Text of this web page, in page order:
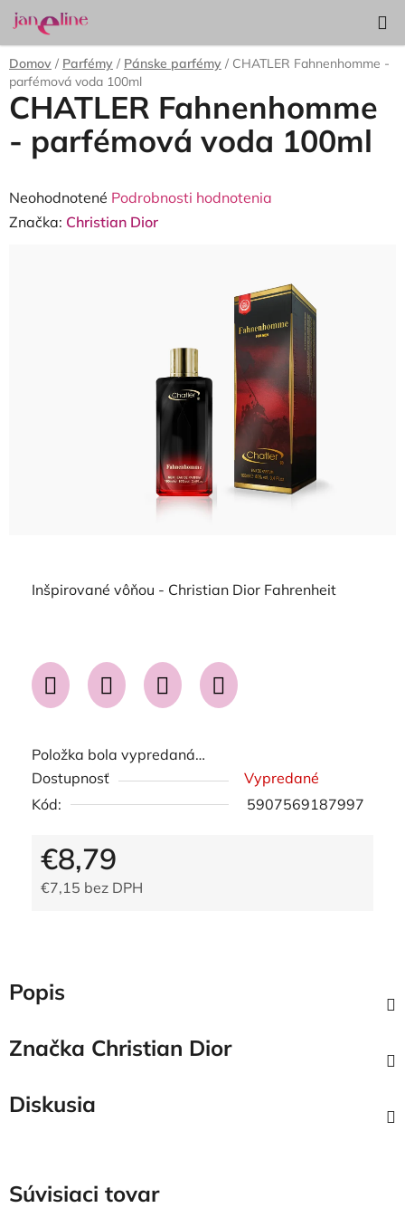
Prejsť
na
obsah
KOŠÍK
Domov / Parfémy / Pánske parfémy / CHATLER Fahnenhomme -
parfémová voda 100ml
Inšpirované vôňou - Christian Dior Fahrenheit
Položka bola vypredaná…
Dostupnosť
Vypredané
Kód:
5907569187997
€8,79
€7,15 bez DPH
CHATLER Fahnenhomme
- parfémová voda 100ml
Priemerné
hodnotenie
Neohodnotené Podrobnosti hodnotenia
Značka: Christian Dior
Popis
Značka Christian Dior
Diskusia
Súvisiaci tovar